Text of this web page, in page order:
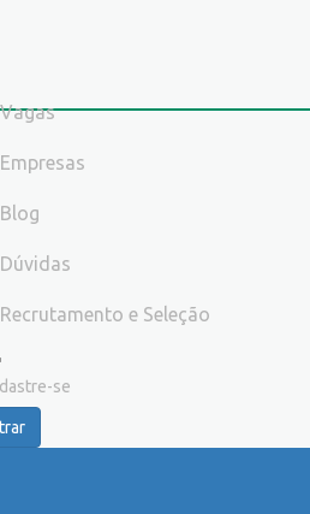
Vagas
Empresas
Blog
Dúvidas
Recrutamento e Seleção
se